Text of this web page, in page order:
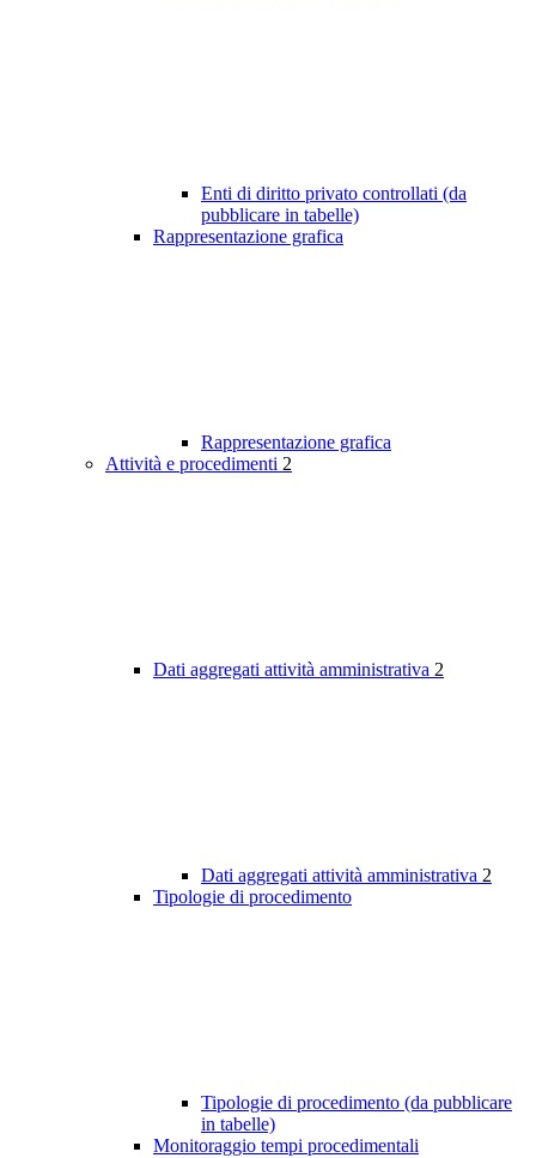
Enti di diritto privato controllati (da
pubblicare in tabelle)
Rappresentazione grafica
Rappresentazione grafica
Attività e procedimenti 2
Dati aggregati attività amministrativa 2
Dati aggregati attività amministrativa 2
Tipologie di procedimento
Tipologie di procedimento (da pubblicare
in tabelle)
Monitoraggio tempi procedimentali